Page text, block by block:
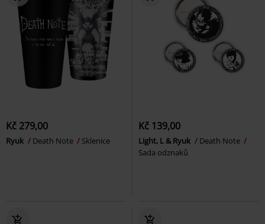
Kč 279,00
Ryuk Death Note Sklenice
Kč 139,00
Light, L & Ryuk
Death Note
Sada odznaků